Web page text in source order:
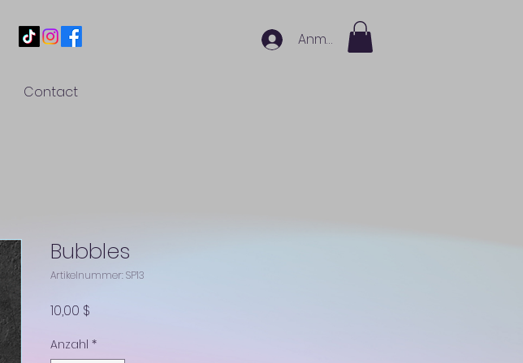
Contact
Anmelden
Bubbles
Artikelnummer: SP13
10,00 $
Anzahl *